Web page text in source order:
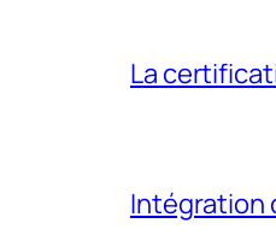
La
Intégration